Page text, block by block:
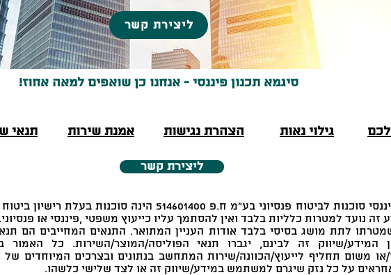
ליצירת קשר
סיגמא תכנון פיננסי - אנחנו כן שואפים למאה אחוז!
תנאי אמנת שירות הצהרת נגישות גילוי נאות
ליצירת קשר
*הערה: סיגמא תכנון פיננסי סוכנות לביטוח פנסיוני בע"מ ח.פ
זה נועד למטרות כלליות בלבד ואין להסתמך עליו כייעוץ משפטי ,פיננסי או פנסיוני.
לתת מושג בסיסי בלבד אודות העניין המתואר. התנאים המחייבים הם
שיווק זה לבינם, יגברו תנאי הפוליסה/המוצר/השירות. כל האמור
או משום תחליף לייעוץ/הכוונה/שירות המתחשב בנתונים ובצרכים המיוחדים
על כל נזק שיגרם למשתמש במידע/שיווק זה או לצד שלישי כלשהו.